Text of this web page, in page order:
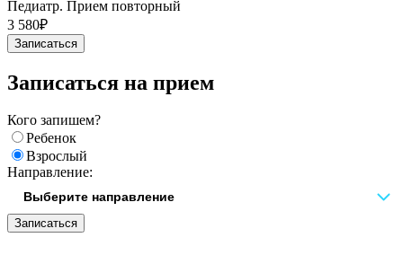
Педиатр. Прием повторный
3 580₽
Записаться
Записаться на прием
Кого запишем?
Ребенок
Взрослый
Направление:
Записаться